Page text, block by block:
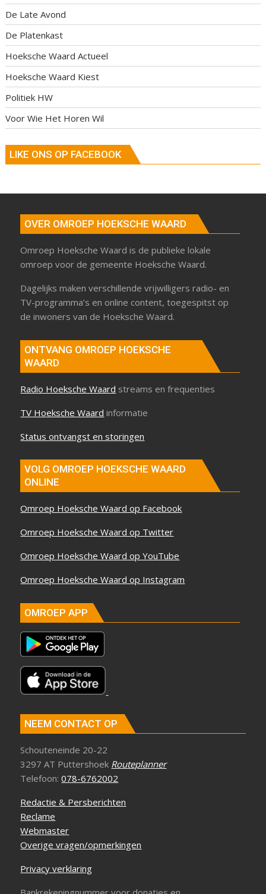
De Late Avond
De Platenkast
Hoeksche Waard Actueel
Hoeksche Waard Kiest
Politiek HW
Voor Wie Het Horen Wil
LIKE ONS OP FACEBOOK
OVER OMROEP HOEKSCHE WAARD
Omroep Hoeksche Waard is de publieke lokale
omroep voor de gemeente Hoeksche Waard.
Dagelijks maken verschillende vrijwilligers radio- en
TV-programma’s en online content, toegespitst op
de inwoners van de Hoeksche Waard.
ONTVANG OMROEP HOEKSCHE
WAARD
Radio Hoeksche Waard streams en frequenties
TV Hoeksche Waard informatie
Status ontvangst en storingen
VOLG OMROEP HOEKSCHE WAARD
ONLINE
Omroep Hoeksche Waard op Facebook
Omroep Hoeksche Waard op Twitter
Omroep Hoeksche Waard op YouTube
Omroep Hoeksche Waard op Instagram
OMROEP APP
NEEM CONTACT OP
Schouteneinde 20-22
3297 AT Puttershoek Routeplanner
Telefoon:078-6762002
Redactie & Persberichten
Reclame
Webmaster
Overige vragen/opmerkingen
Privacy verklaring